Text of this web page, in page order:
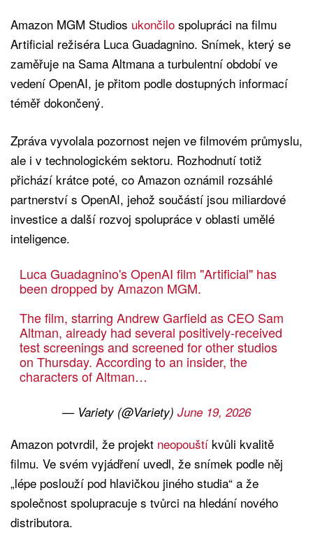
Amazon MGM Studios ukončilo spolupráci na filmu
Artificial režiséra Luca Guadagnino. Snímek, který se
zaměřuje na Sama Altmana a turbulentní období ve
vedení OpenAI, je přitom podle dostupných informací
téměř dokončený.
Zpráva vyvolala pozornost nejen ve filmovém průmyslu,
ale i v technologickém sektoru. Rozhodnutí totiž
přichází krátce poté, co Amazon oznámil rozsáhlé
partnerství s OpenAI, jehož součástí jsou miliardové
investice a další rozvoj spolupráce v oblasti umělé
inteligence.
Luca Guadagnino's OpenAI film "Artificial" has
been dropped by Amazon MGM.
The film, starring Andrew Garfield as CEO Sam
Altman, already had several positively-received
test screenings and screened for other studios
on Thursday. According to an insider, the
characters of Altman…
— Variety (@Variety) June 19, 2026
Amazon potvrdil, že projekt neopouští kvůli kvalitě
filmu. Ve svém vyjádření uvedl, že snímek podle něj
„lépe poslouží pod hlavičkou jiného studia“ a že
společnost spolupracuje s tvůrci na hledání nového
distributora.